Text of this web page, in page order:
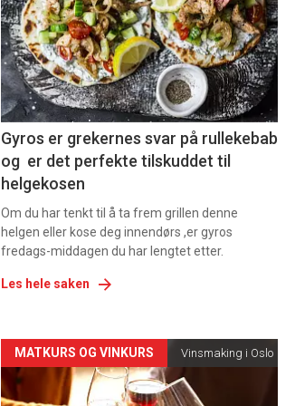
nå
-
2
Gyros er grekernes svar på rullekebab
og er det perfekte tilskuddet til
helgekosen
Om du har tenkt til å ta frem grillen denne
helgen eller kose deg innendørs ,er gyros
fredags-middagen du har lengtet etter.
Les hele saken
Forsiden
akkurat
MATKURS OG VINKURS Vinsmaking i Oslo